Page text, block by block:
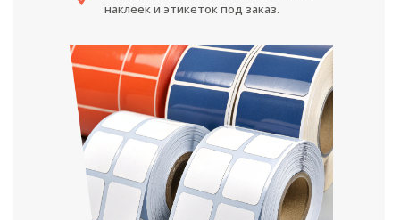
наклеек и этикеток под заказ.